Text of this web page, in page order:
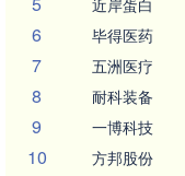
近岸蛋白
6 毕得医药
7 五洲医疗
8 耐科装备
9 一博科技
10 方邦股份